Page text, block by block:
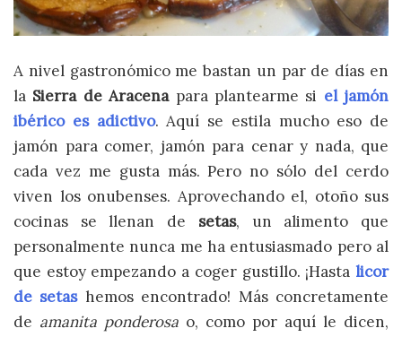
A nivel gastronómico me bastan un par de días en
la Sierra de Aracenapara plantearme si el jamón
ibérico es adictivo. Aquí se estila mucho eso de
jamón para comer, jamón para cenar y nada, que
cada vez me gusta más. Pero no sólo del cerdo
viven los onubenses. Aprovechando el, otoño sus
cocinas se llenan de setas, un alimento que
personalmente nunca me ha entusiasmado pero al
que estoy empezando a coger gustillo. ¡Hasta licor
de setashemos encontrado! Más concretamente
de amanita ponderosa o, como por aquí le dicen,